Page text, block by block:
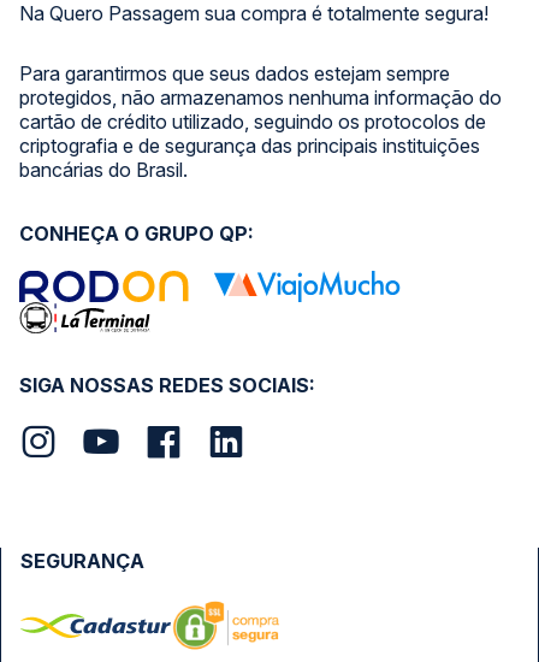
Na Quero Passagem sua compra é totalmente segura!
Para garantirmos que seus dados estejam sempre
protegidos, não armazenamos nenhuma informação do
cartão de crédito utilizado, seguindo os protocolos de
criptografia e de segurança das principais instituições
bancárias do Brasil.
SIGA NOSSAS REDES SOCIAIS:
CONHEÇA O GRUPO QP:
SEGURANÇA